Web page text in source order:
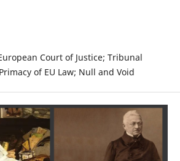
Court of Justice; Tribunal
of EU Law; Null and Void